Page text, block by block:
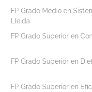
FP Grado Medio en
Lleida
FP Grado Superior en
FP Grado Superior en
FP Grado Superior en